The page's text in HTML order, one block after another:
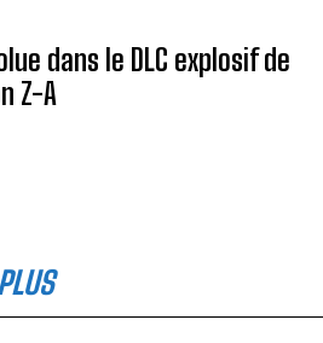
dans le DLC explosif de
Z-A